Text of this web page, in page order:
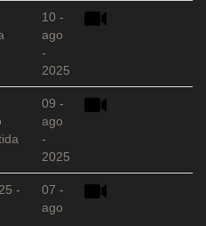
10 -
ago
-
2025
09 -
ago
-
2025
-
07 -
ago